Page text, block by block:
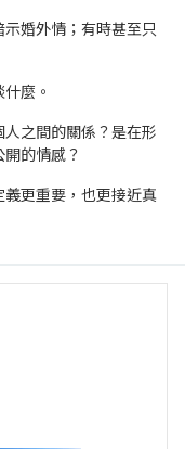
婚外情；有時甚至只
麼。
之間的關係？是在形
的情感？
更重要，也更接近真